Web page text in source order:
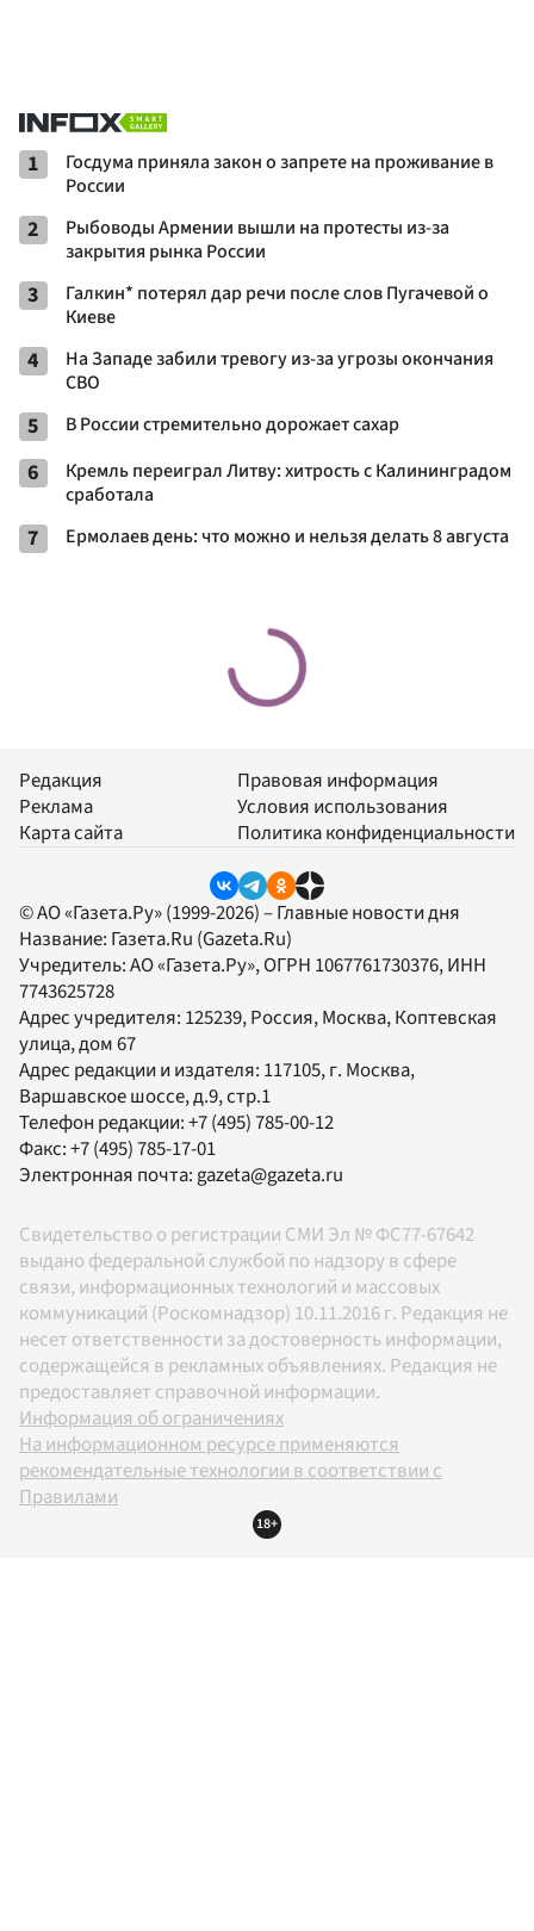
1
Госдума приняла закон о запрете на проживание в
России
2
Рыбоводы Армении вышли на протесты из-за
закрытия рынка России
3
Галкин* потерял дар речи после слов Пугачевой о
Киеве
4
На Западе забили тревогу из-за угрозы окончания
СВО
5 В России стремительно дорожает сахар
6
Кремль переиграл Литву: хитрость с Калининградом
сработала
7 Ермолаев день: что можно и нельзя делать 8 августа
Редакция
Реклама
Карта сайта
Правовая информация
Условия использования
Политика конфиденциальности
© АО «Газета.Ру» (1999-2026) – Главные новости дня
Название: Газета.Ru (Gazeta.Ru)
Учредитель:АО «Газета.Ру», ОГРН 1067761730376, ИНН
7743625728
Адрес учредителя: 125239, Россия, Москва, Коптевская
улица, дом 67
Адрес редакции и издателя: 117105, г. Москва,
Варшавское шоссе, д.9, стр.1
Телефон редакции:+7 (495) 785-00-12
Факс:+7 (495) 785-17-01
Электронная почта: gazeta@gazeta.ru
Свидетельство о регистрации СМИ Эл № ФС77-67642
выдано федеральной службой по надзору в сфере
связи, информационных технологий и массовых
коммуникаций (Роскомнадзор) 10.11.2016 г. Редакция не
несет ответственности за достоверность информации,
содержащейся в рекламных объявлениях. Редакция не
предоставляет справочной информации.
Информация об ограничениях
На информационном ресурсе применяются
рекомендательные технологии в соответствии с
Правилами
18+